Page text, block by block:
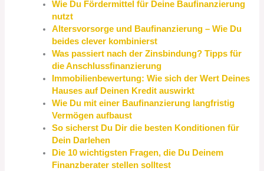
Wie Du Fördermittel für Deine Baufinanzierung
nutzt
Altersvorsorge und Baufinanzierung – Wie Du
beides clever kombinierst
Was passiert nach der Zinsbindung? Tipps für
die Anschlussfinanzierung
Immobilienbewertung: Wie sich der Wert Deines
Hauses auf Deinen Kredit auswirkt
Wie Du mit einer Baufinanzierung langfristig
Vermögen aufbaust
So sicherst Du Dir die besten Konditionen für
Dein Darlehen
Die 10 wichtigsten Fragen, die Du Deinem
Finanzberater stellen solltest